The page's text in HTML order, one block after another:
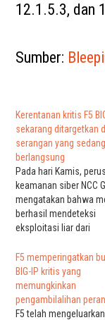
12.1.5.3, dan
Sumber:
Kerentanan kritis F5
sekarang ditargetkan
serangan yang sedang
berlangsung
Pada hari Kamis,
keamanan siber NCC
mengatakan bahwa
berhasil mendeteksi
eksploitasi liar dari
baru ini ditambal di
jaringan F5 BIG-IP dan
Upaya eksploitasi telah
dimulai awal minggu
telah meningkat
F5 memperingatkan
BIG-IP kritis yang
memungkinkan
pengambilalihan
F5 telah mengeluarkan